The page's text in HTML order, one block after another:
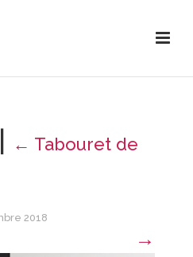
| ← Tabouret de
2018
→